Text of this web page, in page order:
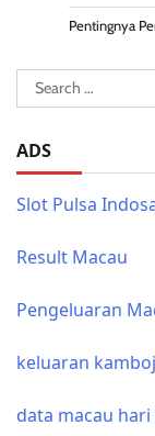
Pentingnya
Search
for:
ADS
Slot Pulsa
Result Macau
Pengeluaran
keluaran
data macau hari